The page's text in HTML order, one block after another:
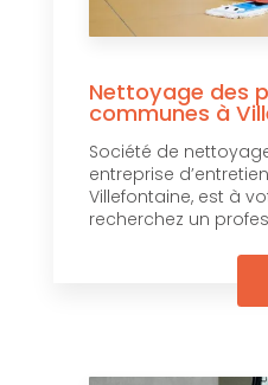
Nettoyage des
communes à
Société de
entreprise
Villefontaine, est à
recherchez un